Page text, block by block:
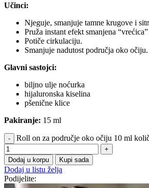
Učinci:
Njeguje, smanjuje tamne krugove i
Pruža instant efekt smanjena
Potiče cirkulaciju.
Smanjuje nadutost područja oko očiju.
Glavni sastojci:
biljno ulje noćurka
hijaluronska kiselina
pšenične klice
Pakiranje: 15 ml
Roll on za područje oko očiju 10 ml
Dodaj u korpu Kupi sada
Dodaj u listu želja
Podijelite: